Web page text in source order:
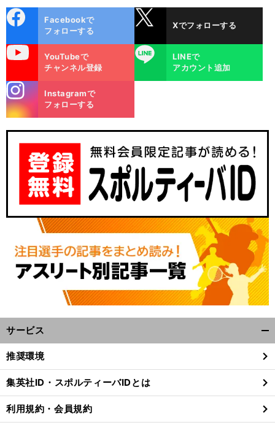
ok
Facebookで
フォローする
Xでフォローする
YouTubeで
チャンネル登録
LINE
LINEで
アカウント追加
m
Instagramで
フォローする
サービス
閉
る
推奨環境
集英社ID・スポルティーバIDとは
利用規約・会員規約